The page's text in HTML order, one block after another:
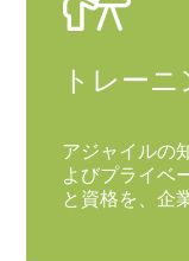
トレー
アジャイルの
よびプライベ
と資格を、企